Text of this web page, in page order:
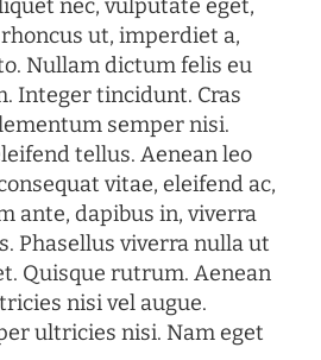
nec, vulputate eget,
ut, imperdiet a,
Nullam dictum felis eu
Integer tincidunt. Cras
semper nisi.
tellus. Aenean leo
vitae, eleifend ac,
ante, dapibus in, viverra
Phasellus viverra nulla ut
Quisque rutrum. Aenean
nisi vel augue.
ultricies nisi. Nam eget